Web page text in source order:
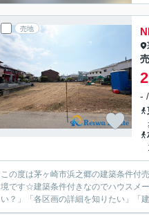
売地
-
この度は茅ヶ崎市浜之郷の建築条件付
境です☆建築条件付きなのでハウスメ
い？」「各区画の詳細を知りたい」「